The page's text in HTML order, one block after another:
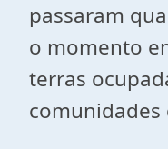
passaram
o momento
terras
comunidades